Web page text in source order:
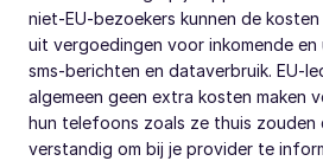
niet-EU-bezoekers kunnen de
uit vergoedingen voor inkomende en
sms-berichten en dataverbruik. EU-
algemeen geen extra kosten maken
hun telefoons zoals ze thuis zouden
verstandig om bij je provider te